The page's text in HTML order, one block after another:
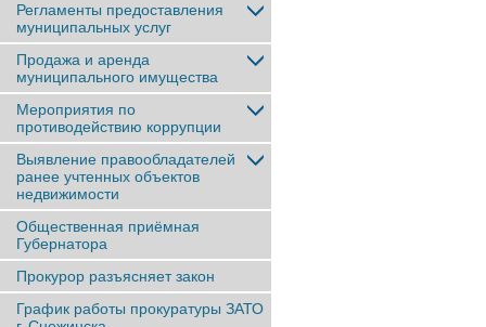
Регламенты предоставления
муниципальных услуг
Продажа и аренда
муниципального имущества
Мероприятия по
противодействию коррупции
Выявление правообладателей
ранее учтенныx объектов
недвижимости
Общественная приёмная
Губернатора
Прокурор разъясняет закон
График работы прокуратуры ЗАТО